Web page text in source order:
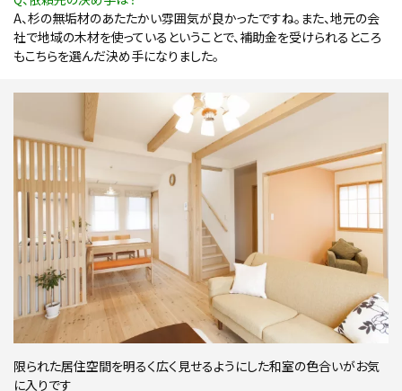
A、杉の無垢材のあたたかい雰囲気が良かったですね。また、地元の会
社で地域の木材を使っているということで、補助金を受けられるところ
もこちらを選んだ決め手になりました。
限られた居住空間を明るく広く見せるようにした和室の色合いがお気
に入りです